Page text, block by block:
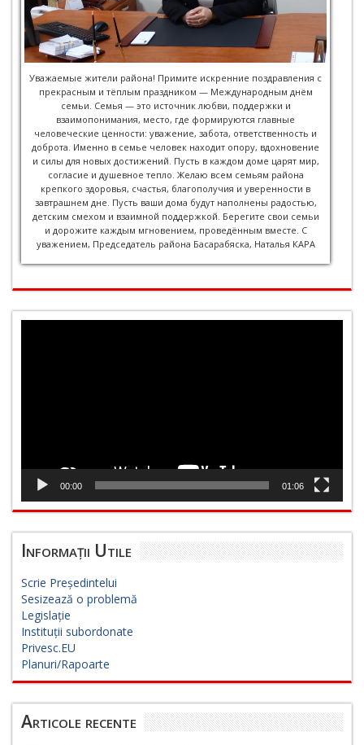
Уважаемые жители района! Примите искренние поздравления с
прекрасным и тёплым праздником — Международным днём
семьи. Семья — это источник любви, поддержки и
взаимопонимания, место, где формируются главные
человеческие ценности: уважение, забота, ответственность и
доброта. Именно в семье человек находит опору, вдохновение
и силы для новых достижений. Пусть в каждом доме царят мир,
согласие и душевное тепло. Желаю всем семьям района
крепкого здоровья, счастья, благополучия и уверенности в
завтрашнем дне. Пусть ваши дома будут наполнены радостью,
детским смехом и взаимной поддержкой. Берегите свои семьи
и дорожите каждым мгновением, проведённым вместе. С
уважением, Председатель района Басарабяска, Наталья КАРА
00:00 01:06
Informații Utile
Scrie Președintelui
Sesizează o problemă
Legislație
Instituții subordonate
Privesc.EU
Planuri/Rapoarte
Articole recente